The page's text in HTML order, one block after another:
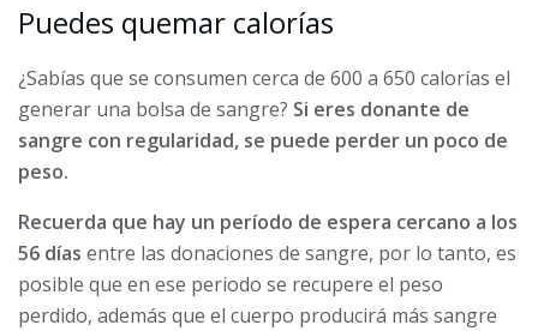
Puedes quemar calorías
¿Sabías que se consumen cerca de 600 a 650 calorías el
generar una bolsa de sangre? Si eres donante de
sangre con regularidad, se puede perder un poco de
peso.
Recuerda que hay un período de espera cercano a los
56 días entre las donaciones de sangre, por lo tanto, es
posible que en ese periodo se recupere el peso
perdido, además que el cuerpo producirá más sangre